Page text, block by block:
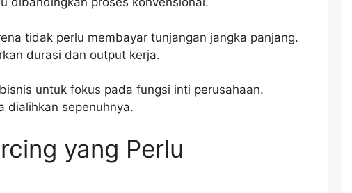
tidak perlu membayar tunjangan jangka panjang.
durasi dan output kerja.
untuk fokus pada fungsi inti perusahaan.
dialihkan sepenuhnya.
yang Perlu